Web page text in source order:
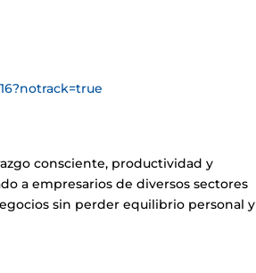
consciente, productividad y
a empresarios de diversos sectores
sin perder equilibrio personal y